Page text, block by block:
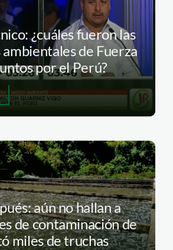
¿cuáles fueron las
de Fuerza
por el Perú?
aún no hallan a
de contaminación de
miles de truchas